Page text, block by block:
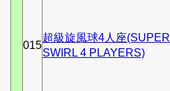
015
超級旋風球4人座(SUPER
SWIRL 4 PLAYERS)